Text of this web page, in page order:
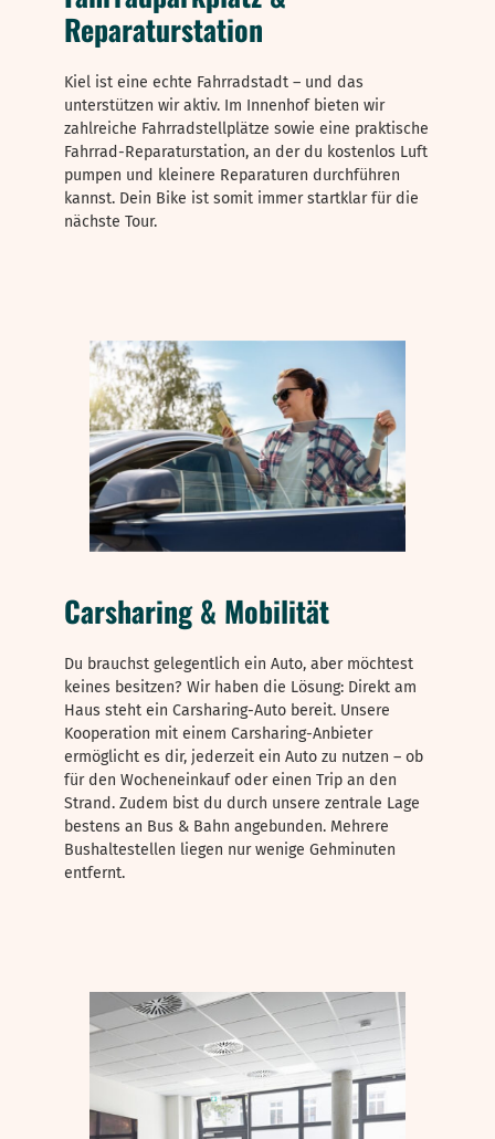
Reparaturstation
Kiel ist eine echte Fahrradstadt – und das
unterstützen wir aktiv. Im Innenhof bieten wir
zahlreiche Fahrradstellplätze sowie eine praktische
Fahrrad-Reparaturstation, an der du kostenlos Luft
pumpen und kleinere Reparaturen durchführen
kannst. Dein Bike ist somit immer startklar für die
nächste Tour.
Carsharing & Mobilität
Du brauchst gelegentlich ein Auto, aber möchtest
keines besitzen? Wir haben die Lösung: Direkt am
Haus steht ein Carsharing-Auto bereit. Unsere
Kooperation mit einem Carsharing-Anbieter
ermöglicht es dir, jederzeit ein Auto zu nutzen – ob
für den Wocheneinkauf oder einen Trip an den
Strand. Zudem bist du durch unsere zentrale Lage
bestens an Bus & Bahn angebunden. Mehrere
Bushaltestellen liegen nur wenige Gehminuten
entfernt.